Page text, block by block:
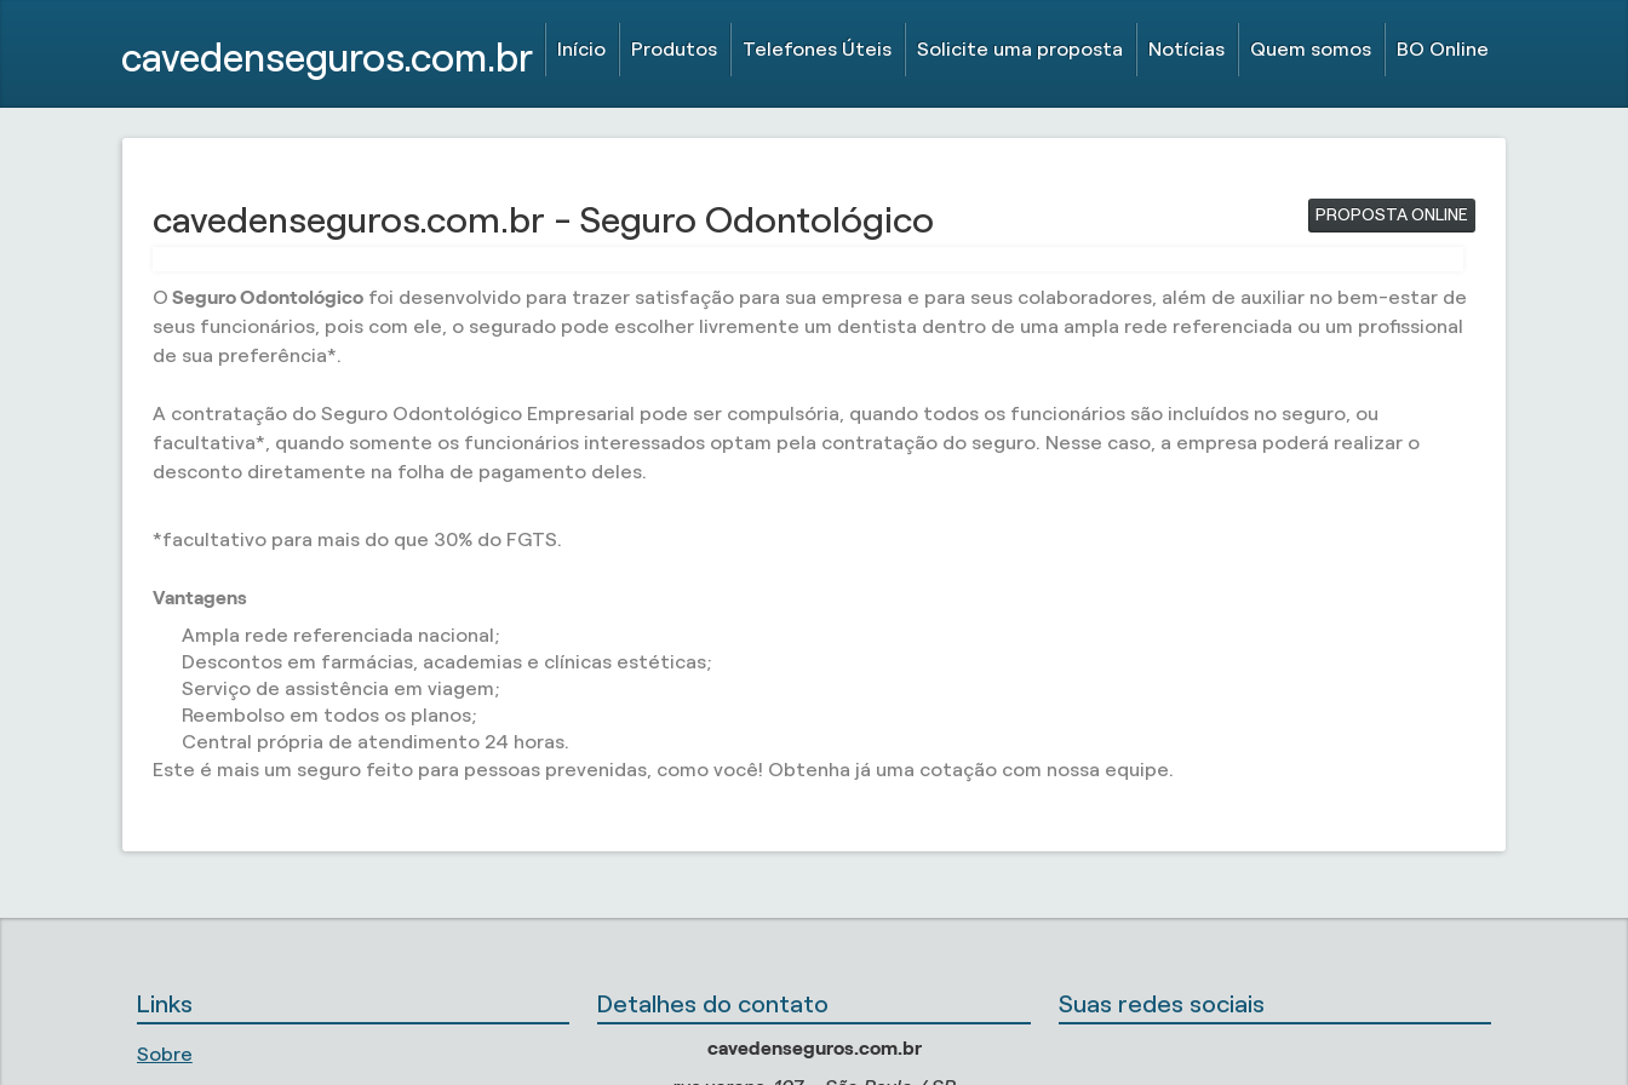
cavedenseguros.com.br Início Produtos Telefones Úteis Solicite uma proposta Notícias Quem somos BO Online
PROPOSTA ONLINE
cavedenseguros.com.br - Seguro Odontológico
O Seguro Odontológicofoi desenvolvido para trazer satisfação para sua empresa e para seus colaboradores, além de auxiliar no bem-estar de
seus funcionários, pois com ele, o segurado pode escolher livremente um dentista dentro de uma ampla rede referenciada ou um profissional
de sua preferência*.
A contratação do Seguro Odontológico Empresarial pode ser compulsória, quando todos os funcionários são incluídos no seguro, ou
facultativa*, quando somente os funcionários interessados optam pela contratação do seguro. Nesse caso, a empresa poderá realizar o
desconto diretamente na folha de pagamento deles.
*facultativo para mais do que 30% do FGTS.
Vantagens
Ampla rede referenciada nacional;
Descontos em farmácias, academias e clínicas estéticas;
Serviço de assistência em viagem;
Reembolso em todos os planos;
Central própria de atendimento 24 horas.
Este é mais um seguro feito para pessoas prevenidas, como você! Obtenha já uma cotação com nossa equipe.
Links
Sobre
Detalhes do contato
cavedenseguros.com.br
Suas redes sociais